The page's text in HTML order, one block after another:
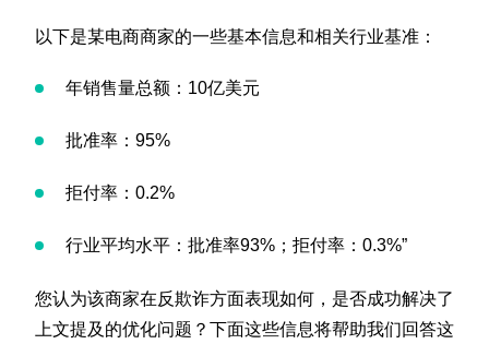
以下是某电商商家的一些基本信息和相关行业基准：
年销售量总额：10亿美元
批准率：95%
拒付率：0.2%
行业平均水平：批准率93%；拒付率：0.3%”
您认为该商家在反欺诈方面表现如何，是否成功解决了
上文提及的优化问题？下面这些信息将帮助我们回答这